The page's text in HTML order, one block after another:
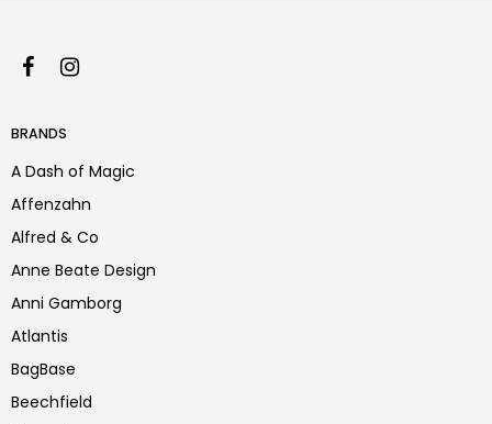
BRANDS
A Dash of Magic
Affenzahn
Alfred & Co
Anne Beate Design
Anni Gamborg
Atlantis
BagBase
Beechfield